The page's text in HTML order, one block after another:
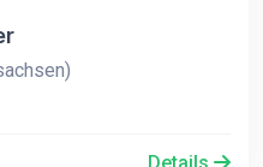
Details